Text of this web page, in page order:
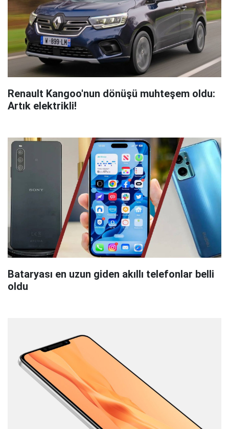
Renault Kangoo'nun dönüşü muhteşem oldu:
Artık elektrikli!
Bataryası en uzun giden akıllı telefonlar belli
oldu